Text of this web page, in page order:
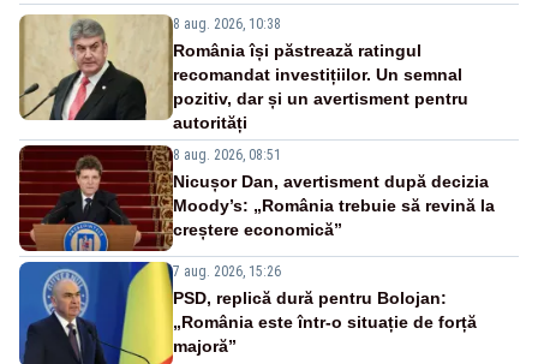
8 aug. 2026, 10:38
România își păstrează ratingul
recomandat investițiilor. Un semnal
pozitiv, dar și un avertisment pentru
autorități
8 aug. 2026, 08:51
Nicușor Dan, avertisment după decizia
Moody’s: „România trebuie să revină la
creștere economică”
7 aug. 2026, 15:26
PSD, replică dură pentru Bolojan:
„România este într-o situație de forță
majoră”